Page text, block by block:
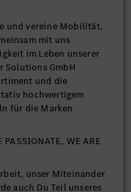
und vereine Mobilität,
mit uns
im Leben unserer
Solutions GmbH
und die
hochwertigem
für die Marken
PASSIONATE, WE ARE
unser Miteinander
auch Du Teil unseres